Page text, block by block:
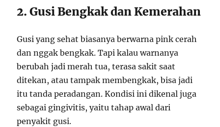
2. Gusi Bengkak dan Kemerahan
Gusi yang sehat biasanya berwarna pink cerah
dan nggak bengkak. Tapi kalau warnanya
berubah jadi merah tua, terasa sakit saat
ditekan, atau tampak membengkak, bisa jadi
itu tanda peradangan. Kondisi ini dikenal juga
sebagai gingivitis, yaitu tahap awal dari
penyakit gusi.